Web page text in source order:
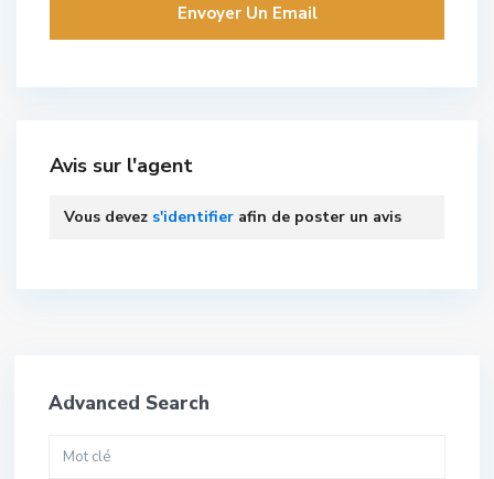
Avis sur l'agent
Vous devez s'identifier afin de poster un avis
Advanced Search